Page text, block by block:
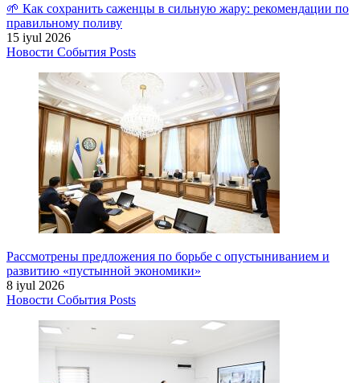
🌱 Как сохранить саженцы в сильную жару: рекомендации по
правильному поливу
15 iyul 2026
Новости События Posts
Рассмотрены предложения по борьбе с опустыниванием и
развитию «пустынной экономики»
8 iyul 2026
Новости События Posts